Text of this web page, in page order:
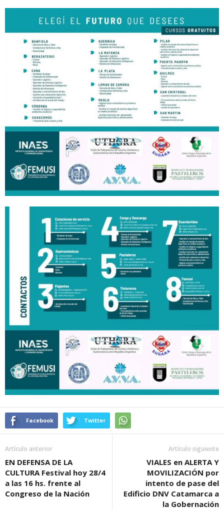
Facebook Twitter
Artículo anterior
EN DEFENSA DE LA
CULTURA Festival hoy 28/4
a las 16 hs. frente al
Congreso de la Nación
Artículo siguiente
VIALES en ALERTA Y
MOVILIZACIÓN por
intento de pase del
Edificio DNV Catamarca a
la Gobernación